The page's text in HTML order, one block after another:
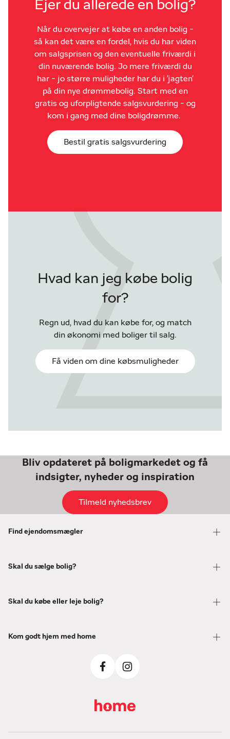
Ejer du allerede en bolig?
Når du overvejer at købe en anden bolig -
så kan det være en fordel, hvis du har viden
om salgsprisen og den eventuelle friværdi i
din nuværende bolig. Jo mere friværdi du
har - jo større muligheder har du i 'jagten'
på din nye drømmebolig. Start med en
gratis og uforpligtende salgsvurdering - og
kom i gang med dine boligdrømme.
Bestil gratis salgsvurdering
Hvad kan jeg købe bolig
for?
Regn ud, hvad du kan købe for, og match
din økonomi med boliger til salg.
Få viden om dine købsmuligheder
Bliv opdateret på boligmarkedet og få
indsigter, nyheder og inspiration
Tilmeld nyhedsbrev
Find ejendomsmægler
Skal du sælge bolig?
Skal du købe eller leje bolig?
Kom godt hjem med home